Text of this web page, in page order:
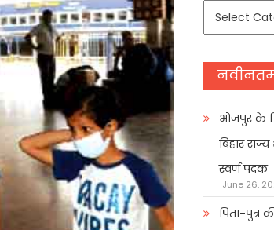
समाचार
भोजपुर के
बिहार
स्वर्ण पदक
June 26,
पिता-पुत्र